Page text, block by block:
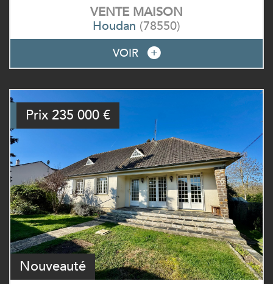
VENTE MAISON
Houdan (78550)
VOIR
Nouveauté
Prix 235 000 €